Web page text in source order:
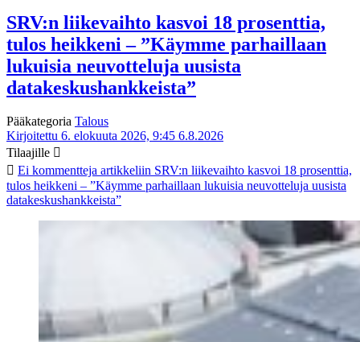
SRV:n liikevaihto kasvoi 18 prosenttia,
tulos heikkeni – ”Käymme parhaillaan
lukuisia neuvotteluja uusista
datakeskushankkeista”
Pääkategoria Talous
Kirjoitettu 6. elokuuta 2026, 9:45 6.8.2026
Tilaajille
Ei kommentteja artikkeliin SRV:n liikevaihto kasvoi 18 prosenttia,
tulos heikkeni – ”Käymme parhaillaan lukuisia neuvotteluja uusista
datakeskushankkeista”